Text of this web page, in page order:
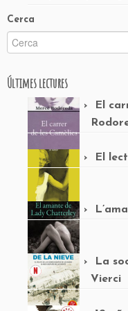
Cerca
Últimes lectures
El
El
La
Vierci